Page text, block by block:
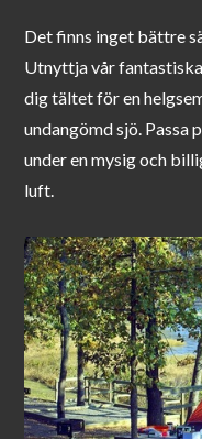
Det finns inget bättre
Utnyttja vår
dig tältet för en
undangömd sjö. Passa
under en mysig och
luft.